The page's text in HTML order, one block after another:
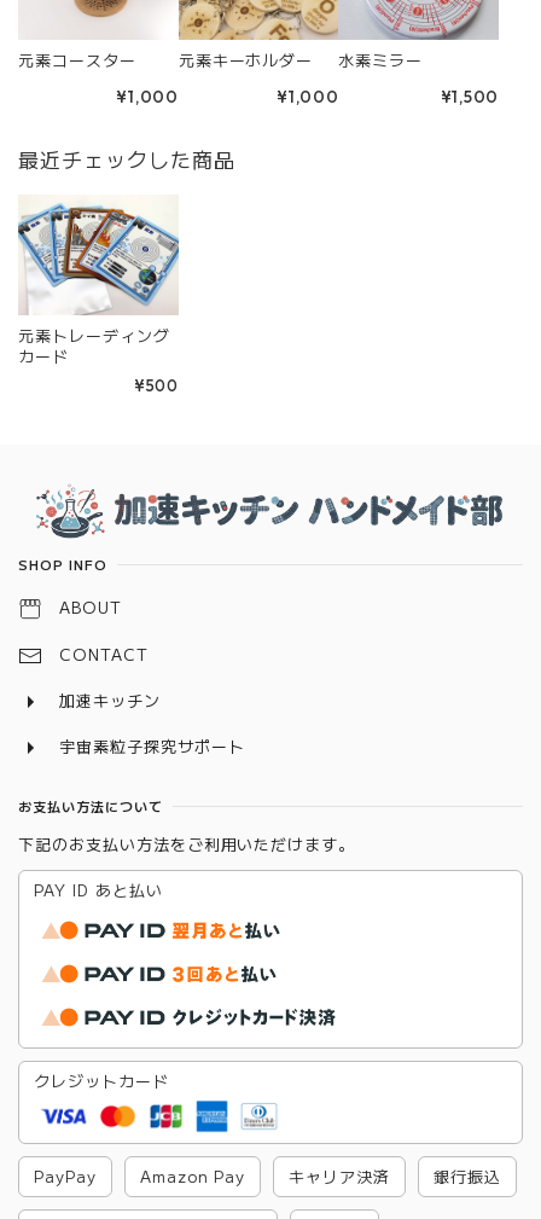
元素コースター
¥1,000
元素キーホルダー
¥1,000
水素ミラー
¥1,500
最近チェックした商品
元素トレーディング
カード
¥500
Information
SHOP INFO
ABOUT
CONTACT
加速キッチン
宇宙素粒子探究サポート
お支払い方法について
下記のお支払い方法をご利用いただけます。
PAY ID あと払い
クレジットカード
PayPay Amazon Pay キャリア決済 銀行振込